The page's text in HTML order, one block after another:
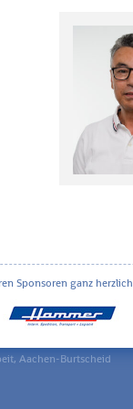
Sponsoren ganz
Aachen-Burtscheid